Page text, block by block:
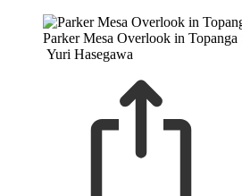
Parker Mesa Overlook in Topanga
Yuri Hasegawa